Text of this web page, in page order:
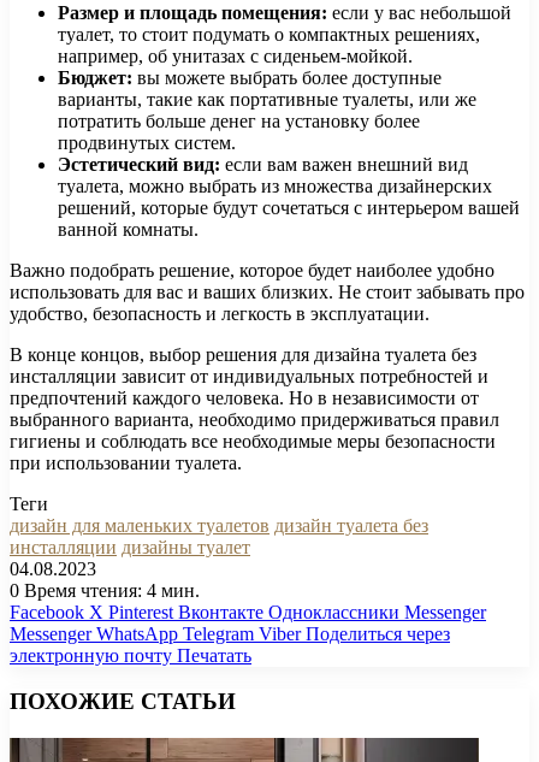
Размер и площадь помещения: если у вас небольшой
туалет, то стоит подумать о компактных решениях,
например, об унитазах с сиденьем-мойкой.
Бюджет: вы можете выбрать более доступные
варианты, такие как портативные туалеты, или же
потратить больше денег на установку более
продвинутых систем.
Эстетический вид: если вам важен внешний вид
туалета, можно выбрать из множества дизайнерских
решений, которые будут сочетаться с интерьером вашей
ванной комнаты.
Важно подобрать решение, которое будет наиболее удобно
использовать для вас и ваших близких. Не стоит забывать про
удобство, безопасность и легкость в эксплуатации.
В конце концов, выбор решения для дизайна туалета без
инсталляции зависит от индивидуальных потребностей и
предпочтений каждого человека. Но в независимости от
выбранного варианта, необходимо придерживаться правил
гигиены и соблюдать все необходимые меры безопасности
при использовании туалета.
Теги
дизайн для маленьких туалетов дизайн туалета без
инсталляции дизайны туалет
04.08.2023
0 Время чтения: 4 мин.
Facebook X Pinterest Вконтакте Одноклассники Messenger
Messenger WhatsApp Telegram Viber Поделиться через
электронную почту Печатать
ПОХОЖИЕ СТАТЬИ